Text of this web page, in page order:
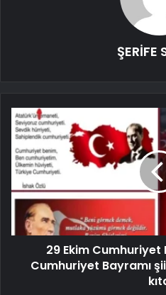
ŞERİFE
29 Ekim Cumhuriyet
Cumhuriyet Bayramı